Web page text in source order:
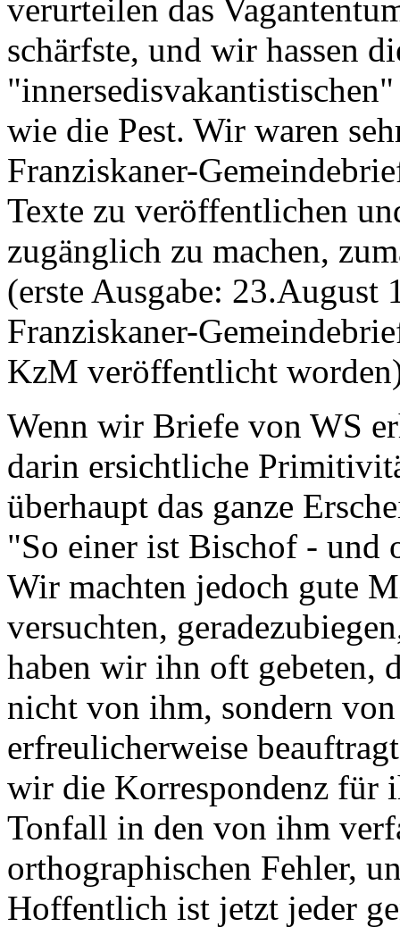
verurteilen das
schärfste, und wir hassen
wie die Pest. Wir waren
Franziskaner-
Texte zu veröffentlichen
zugänglich zu machen,
(erste Ausgabe: 23.August
Franziskaner-
KzM veröffentlicht
Wenn wir Briefe von WS
darin ersichtliche
überhaupt das ganze
"So einer ist Bischof - und
Wir machten jedoch gute
versuchten,
haben wir ihn oft gebeten,
nicht von ihm, sondern
erfreulicherweise
wir die Korrespondenz für
Tonfall in den von ihm
orthographischen Fehler,
Hoffentlich ist jetzt jeder